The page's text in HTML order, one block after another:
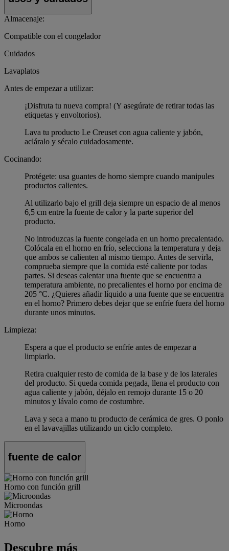
Almacenaje:
Compatible con el congelador
Cuidados
Lavaplatos
Antes de empezar a utilizar:
¡Disfruta tu nueva compra! (Y asegúrate de retirar todas las
etiquetas y envoltorios).
Lava tu producto Le Creuset con agua caliente y jabón,
acláralo y sécalo cuidadosamente.
Cocinando:
Protégete: usa guantes de horno siempre cuando manipules
productos calientes.
Al utilizarlo bajo el grill deja siempre un espacio de al menos
6,5 cm entre la fuente de calor y la parte superior del
producto.
No introduzcas la fuente congelada en un horno precalentado.
Colócala en el horno en frío, selecciona la temperatura y deja
que ambos se calienten al mismo tiempo. Antes de servirla,
comprueba siempre que la comida esté caliente por todas
partes. Si deseas calentar una fuente que se encuentra a
temperatura ambiente, no precalientes el horno por encima de
205 °C. ¿Quieres añadir líquido a una fuente que se encuentra
en el horno? Primero debes dejar que se enfríe fuera del horno
durante unos minutos.
Limpieza:
Espera a que el producto se enfríe antes de empezar a
limpiarlo.
Retira cualquier resto de comida de la base y de los laterales
del producto. Si queda comida pegada, llena el producto con
agua caliente y jabón, déjalo en remojo durante 15 o 20
minutos y lávalo como de costumbre.
Lava y seca a mano tu producto de cerámica de gres. O ponlo
en el lavavajillas utilizando un ciclo completo.
fuente de calor
Horno con función grill
Microondas
Horno
Descubre más